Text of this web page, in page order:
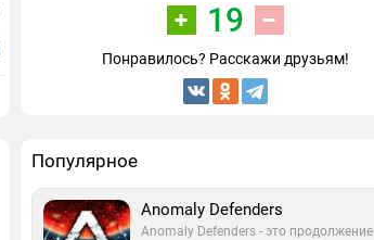
19
Понравилось? Расскажи друзьям!
Популярное
Anomaly Defenders
Anomaly Defenders - это продолжение